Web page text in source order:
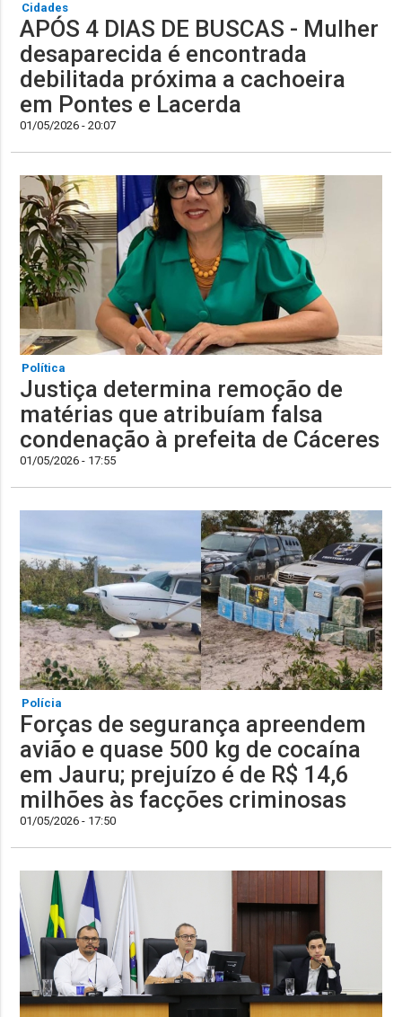
Cidades
APÓS 4 DIAS DE BUSCAS - Mulher
desaparecida é encontrada
debilitada próxima a cachoeira
em Pontes e Lacerda
01/05/2026 - 20:07
Política
Justiça determina remoção de
matérias que atribuíam falsa
condenação à prefeita de Cáceres
01/05/2026 - 17:55
Polícia
Forças de segurança apreendem
avião e quase 500 kg de cocaína
em Jauru; prejuízo é de R$ 14,6
milhões às facções criminosas
01/05/2026 - 17:50